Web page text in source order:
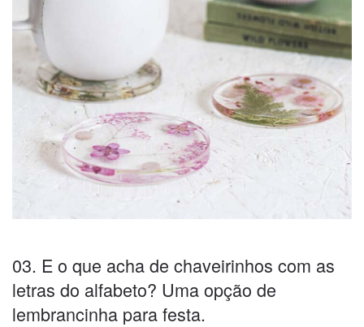
03. E o que acha de chaveirinhos com as
letras do alfabeto? Uma opção de
lembrancinha para festa.